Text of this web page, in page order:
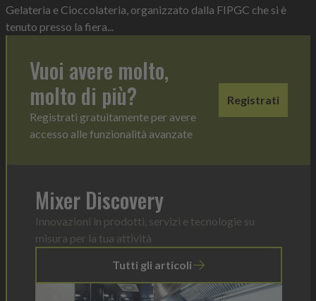
Gelateria e Cioccolateria, organizzato dalla FIPGC che si è
tenuto presso la fiera...
Vuoi avere molto,
molto di più?
Registrati gratuitamente per avere
accesso alle funzionalità avanzate
Registrati
Mixer Discovery
Innovazioni in prodotti, servizi e tecnologie su
misura per la tua attività
Tutti gli articoli